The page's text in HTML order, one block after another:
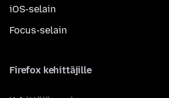
iOS-selain
Focus-selain
Firefox kehittäjille